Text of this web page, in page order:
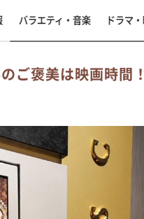
バラエティ・音楽 ドラマ
褒美は映画時間